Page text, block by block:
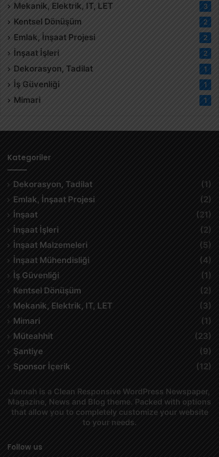
Mekanik, Elektrik, IT, LET 3
Kentsel Dönüşüm 2
Emlak, İnşaat Projesi 2
İnşaat İşleri 2
Dekorasyon, Tadilat 1
İş Güvenliği 1
Mimari 1
Kategoriler
Dekorasyon, Tadilat
(1)
Emlak, İnşaat Projesi
(2)
İnşaat
(21)
İnşaat İşleri
(2)
İnşaat Malzemeleri
(5)
İnşaat Mühendisliği
(4)
İş Güvenliği
(1)
Kentsel Dönüşüm
(2)
Mekanik, Elektrik, IT, LET
(3)
Mimari
(1)
Müteahhit
(23)
Şantiye
(9)
Sponsor İçerik
(12)
Jannah is a Clean Responsive WordPress Newspaper,
Magazine, News and Blog theme. Packed with options
that allow you to completely customize your website
to your needs.
Follow us